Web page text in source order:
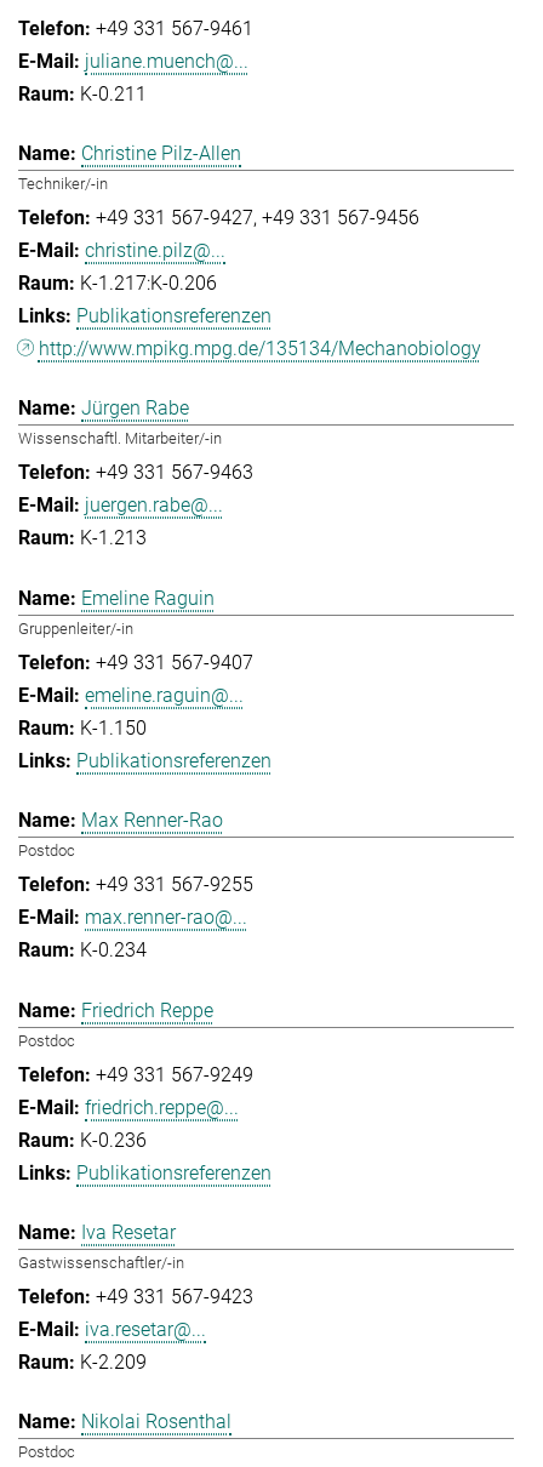
+49 331 567-9461
juliane.muench@...
K-0.211
Christine Pilz-Allen
Techniker/-in
+49 331 567-9427 +49 331 567-9456
christine.pilz@...
K-1.217:K-0.206
Publikationsreferenzen
http://www.mpikg.mpg.de/135134/Mechanobiology
Jürgen Rabe
Wissenschaftl. Mitarbeiter/-in
+49 331 567-9463
juergen.rabe@...
K-1.213
Emeline Raguin
Gruppenleiter/-in
+49 331 567-9407
emeline.raguin@...
K-1.150
Publikationsreferenzen
Max Renner-Rao
Postdoc
+49 331 567-9255
max.renner-rao@...
K-0.234
Friedrich Reppe
Postdoc
+49 331 567-9249
friedrich.reppe@...
K-0.236
Publikationsreferenzen
Iva Resetar
Gastwissenschaftler/-in
+49 331 567-9423
iva.resetar@...
K-2.209
Nikolai Rosenthal
Postdoc